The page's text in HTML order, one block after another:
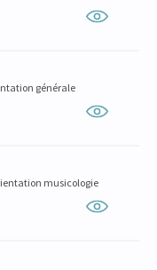
générale
musicologie